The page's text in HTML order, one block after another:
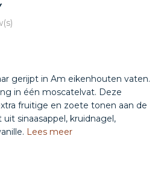
gerijpt in Am eikenhouten vaten.
in één moscatelvat. Deze
fruitige en zoete tonen aan de
sinaasappel, kruidnagel,
Lees meer